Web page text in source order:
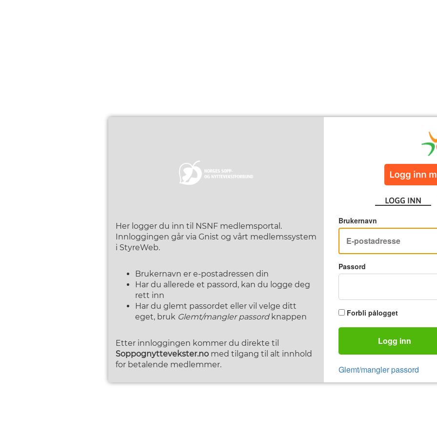
Her logger du inn til NSNF medlemsportal.
Innloggingen går via Gnist og vårt medlemssystem
i StyreWeb.
Brukernavn er e-postadressen din
Har du allerede et passord, kan du logge deg
rett inn
Har du glemt passordet eller vil velge ditt
eget, bruk Glemt/mangler passordknappen
Etter innloggingen kommer du direkte til
Soppognyttevekster.no med tilgang til alt innhold
for betalende medlemmer.
LOGG INN
Brukernavn
Passord
Forbli pålogget
Logg inn
Glemt/mangler passord